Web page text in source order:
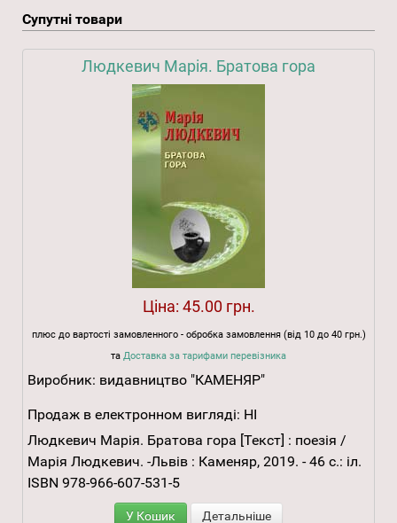
Супутні товари
Людкевич Марія. Братова гора
Ціна: 45.00 грн.
плюс до вартості замовленного - обробка замовлення (від 10 до 40 грн.)
та Доставка за тарифами перевізника
Виробник: видавництво "КАМЕНЯР"
Продаж в електронном вигляді: НІ
Людкевич Марія. Братова гора [Текст] : поезія /
Марія Людкевич. -Львів : Каменяр, 2019. - 46 с.: іл.
ISBN 978-966-607-531-5
У Кошик Детальніше